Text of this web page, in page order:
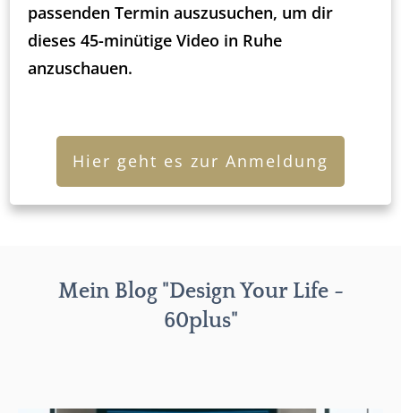
passenden Termin auszusuchen, um dir
dieses 45-minütige Video in Ruhe
anzuschauen.
Hier geht es zur Anmeldung
Mein Blog "Design Your Life -
60plus"